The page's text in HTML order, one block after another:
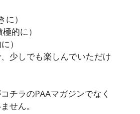
に）
極的に）
）
少しでも楽しんでいただけ
チラのPAAマガジンでなく
せん。